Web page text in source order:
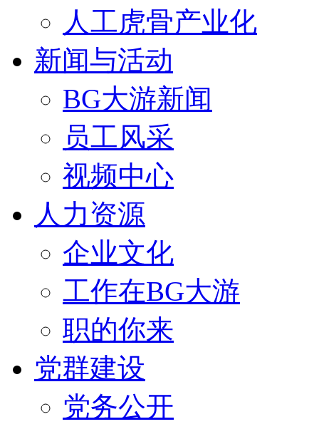
人工虎骨产业化
新闻与活动
BG大游新闻
员工风采
视频中心
人力资源
企业文化
工作在BG大游
职的你来
党群建设
党务公开